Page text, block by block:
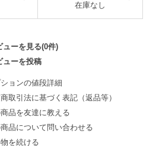
在庫なし
ューを見る(0件)
ューを投稿
ョンの値段詳細
取引法に基づく表記（返品等）
品を友達に教える
品について問い合わせる
を続ける